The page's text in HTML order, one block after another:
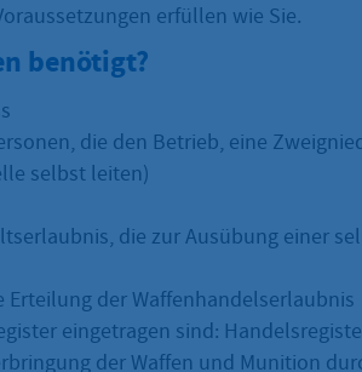
erfüllen wie Sie.
benötigt?
die den Betrieb, eine
selbst leiten)
die zur Ausübung einer
der Waffenhandelserlaubnis
eingetragen sind:
der Waffen und Munition